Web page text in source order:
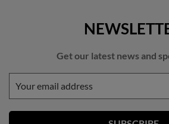
Get our latest news and